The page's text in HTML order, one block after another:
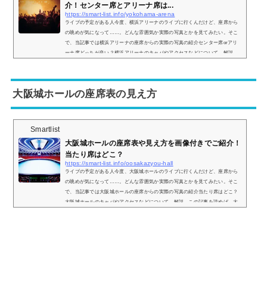
介！センター席とアリーナ席は...
https://smart-list.info/yokohama-arena
ライブの予定がある人今度、横浜アリーナのライブに行くんだけど、座席から
の眺めが気になって……。どんな雰囲気か実際の写真とかを見てみたい。そこ
で、当記事では横浜アリーナの座席からの実際の写真の紹介センター席orアリ
ーナ席どっちが良い？横浜アリーナのキャパやアクセスなどについて、解説。
パ...
大阪城ホールの座席表の見え方
Smartlist
大阪城ホールの座席表や見え方を画像付きでご紹介！
当たり席はどこ？
https://smart-list.info/oosakazyou-hall
ライブの予定がある人今度、大阪城ホールのライブに行くんだけど、座席から
の眺めが気になって……。どんな雰囲気か実際の写真とかを見てみたい。そこ
で、当記事では大阪城ホールの座席からの実際の写真の紹介当たり席はどこ？
大阪城ホールのキャパやアクセスなどについて、解説。この記事を読めば、大